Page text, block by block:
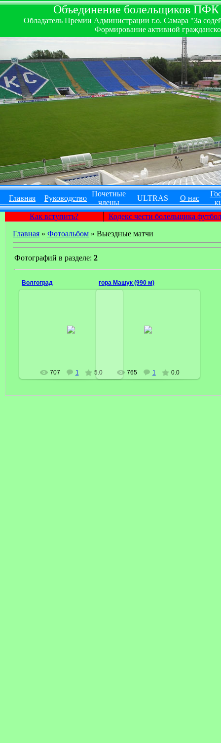
Объединение болельщиков
Обладатель Премии Администрации г.о. Самара "За
Формирование активной
Главная Руководство
Почетные
члены
ULTRAS О нас
Как вступить?
Кодекс чести болельщика
Главная » Фотоальбом » Выездные матчи
Фотографий в разделе: 2
Волгоград
707 1 5.0
гора Машук (990 м)
765 1 0.0